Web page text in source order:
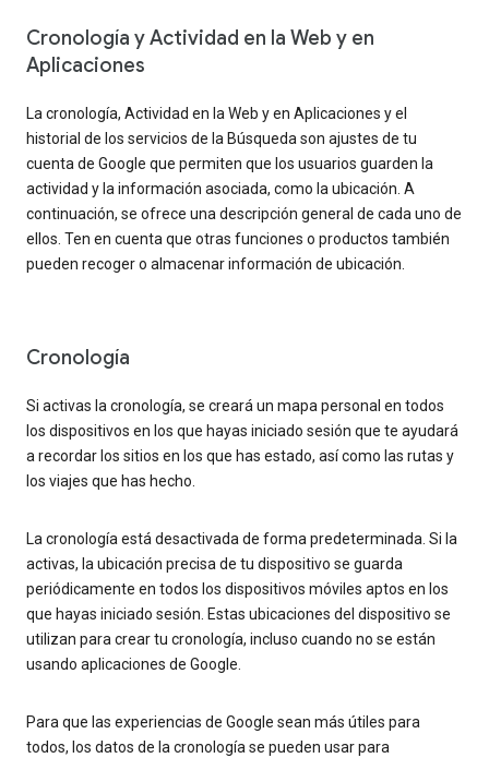
Cronología y Actividad en la Web y en
Aplicaciones
La cronología, Actividad en la Web y en Aplicaciones y el
historial de los servicios de la Búsqueda son ajustes de tu
cuenta de Google que permiten que los usuarios guarden la
actividad y la información asociada, como la ubicación. A
continuación, se ofrece una descripción general de cada uno de
ellos. Ten en cuenta que otras funciones o productos también
pueden recoger o almacenar información de ubicación.
Cronología
Si activas la cronología, se creará un mapa personal en todos
los dispositivos en los que hayas iniciado sesión que te ayudará
a recordar los sitios en los que has estado, así como las rutas y
los viajes que has hecho.
La cronología está desactivada de forma predeterminada. Si la
activas, la ubicación precisa de tu dispositivo se guarda
periódicamente en todos los dispositivos móviles aptos en los
que hayas iniciado sesión. Estas ubicaciones del dispositivo se
utilizan para crear tu cronología, incluso cuando no se están
usando aplicaciones de Google.
Para que las experiencias de Google sean más útiles para
todos, los datos de la cronología se pueden usar para